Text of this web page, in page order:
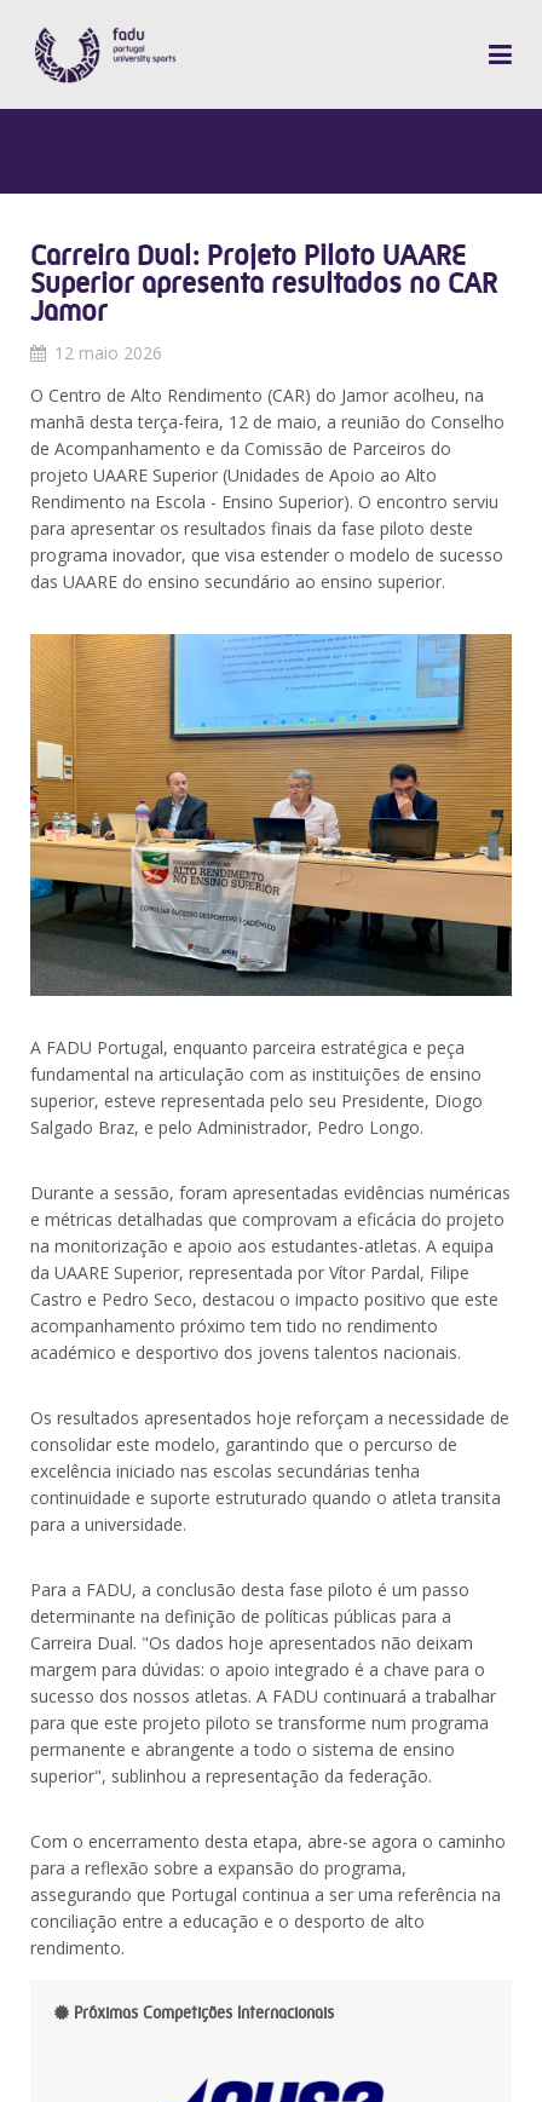
Carreira Dual: Projeto Piloto UAARE
Superior apresenta resultados no CAR
Jamor
12 maio 2026
O Centro de Alto Rendimento (CAR) do Jamor acolheu, na
manhã desta terça-feira, 12 de maio, a reunião do Conselho
de Acompanhamento e da Comissão de Parceiros do
projeto UAARE Superior (Unidades de Apoio ao Alto
Rendimento na Escola - Ensino Superior). O encontro serviu
para apresentar os resultados finais da fase piloto deste
programa inovador, que visa estender o modelo de sucesso
das UAARE do ensino secundário ao ensino superior.
A FADU Portugal, enquanto parceira estratégica e peça
fundamental na articulação com as instituições de ensino
superior, esteve representada pelo seu Presidente, Diogo
Salgado Braz, e pelo Administrador, Pedro Longo.
Durante a sessão, foram apresentadas evidências numéricas
e métricas detalhadas que comprovam a eficácia do projeto
na monitorização e apoio aos estudantes-atletas. A equipa
da UAARE Superior, representada por Vítor Pardal, Filipe
Castro e Pedro Seco, destacou o impacto positivo que este
acompanhamento próximo tem tido no rendimento
académico e desportivo dos jovens talentos nacionais.
Os resultados apresentados hoje reforçam a necessidade de
consolidar este modelo, garantindo que o percurso de
excelência iniciado nas escolas secundárias tenha
continuidade e suporte estruturado quando o atleta transita
para a universidade.
Para a FADU, a conclusão desta fase piloto é um passo
determinante na definição de políticas públicas para a
Carreira Dual. "Os dados hoje apresentados não deixam
margem para dúvidas: o apoio integrado é a chave para o
sucesso dos nossos atletas. A FADU continuará a trabalhar
para que este projeto piloto se transforme num programa
permanente e abrangente a todo o sistema de ensino
superior", sublinhou a representação da federação.
Com o encerramento desta etapa, abre-se agora o caminho
para a reflexão sobre a expansão do programa,
assegurando que Portugal continua a ser uma referência na
conciliação entre a educação e o desporto de alto
rendimento.
Próximas Competições Internacionais